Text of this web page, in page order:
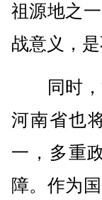
祖源地之
战意义，
同时，
河南省也
一，多重
障。作为